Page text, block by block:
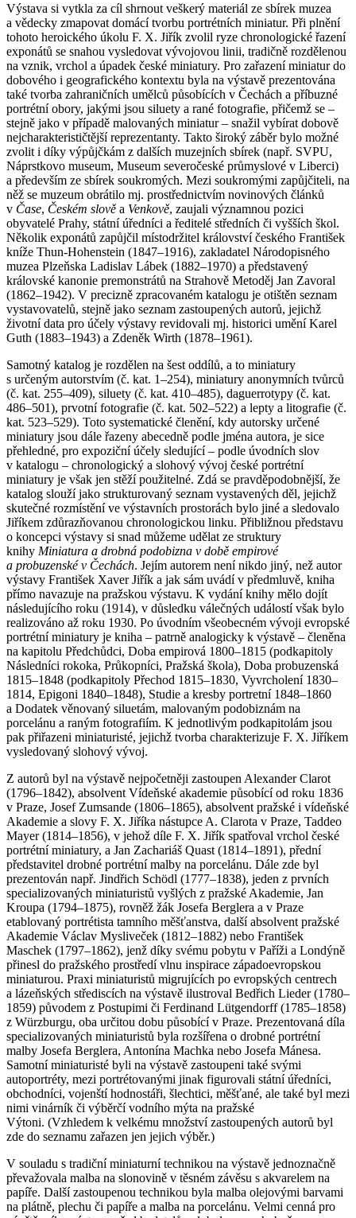
Výstava si vytkla za cíl shrnout veškerý materiál ze sbírek muzea
a vědecky zmapovat domácí tvorbu portrétních miniatur. Při plnění
tohoto heroického úkolu F. X. Jiřík zvolil ryze chronologické řazení
exponátů se snahou vysledovat vývojovou linii, tradičně rozdělenou
na vznik, vrchol a úpadek české miniatury. Pro zařazení miniatur do
dobového i geografického kontextu byla na výstavě prezentována
také tvorba zahraničních umělců působících v Čechách a příbuzné
portrétní obory, jakými jsou siluety a rané fotografie, přičemž se –
stejně jako v případě malovaných miniatur – snažil vybírat dobově
nejcharakterističtější reprezentanty. Takto široký záběr bylo možné
zvolit i díky výpůjčkám z dalších muzejních sbírek (např. SVPU,
Náprstkovo museum, Museum severočeské průmyslové v Liberci)
a především ze sbírek soukromých. Mezi soukromými zapůjčiteli, na
něž se muzeum obrátilo mj. prostřednictvím novinových článků
v Čase, Českém slově a Venkově, zaujali významnou pozici
obyvatelé Prahy, státní úředníci a ředitelé středních či vyšších škol.
Několik exponátů zapůjčil místodržitel království českého František
kníže Thun-Hohenstein (1847–1916), zakladatel Národopisného
muzea Plzeňska Ladislav Lábek (1882–1970) a představený
královské kanonie premonstrátů na Strahově Metoděj Jan Zavoral
(1862–1942). V precizně zpracovaném katalogu je otištěn seznam
vystavovatelů, stejně jako seznam zastoupených autorů, jejichž
životní data pro účely výstavy revidovali mj. historici umění Karel
Guth (1883–1943) a Zdeněk Wirth (1878–1961).
Samotný katalog je rozdělen na šest oddílů, a to miniatury
s určeným autorstvím (č. kat. 1–254), miniatury anonymních tvůrců
(č. kat. 255–409), siluety (č. kat. 410–485), daguerrotypy (č. kat.
486–501), prvotní fotografie (č. kat. 502–522) a lepty a litografie (č.
kat. 523–529). Toto systematické členění, kdy autorsky určené
miniatury jsou dále řazeny abecedně podle jména autora, je sice
přehledné, pro expoziční účely sledující – podle úvodních slov
v katalogu – chronologický a slohový vývoj české portrétní
miniatury je však jen stěží použitelné. Zdá se pravděpodobnější, že
katalog slouží jako strukturovaný seznam vystavených děl, jejichž
skutečné rozmístění ve výstavních prostorách bylo jiné a sledovalo
Jiříkem zdůrazňovanou chronologickou linku. Přibližnou představu
o koncepci výstavy si snad můžeme udělat ze struktury
knihy Miniatura a drobná podobizna v době empirové
a probuzenské v Čechách. Jejím autorem není nikdo jiný, než autor
výstavy František Xaver Jiřík a jak sám uvádí v předmluvě, kniha
přímo navazuje na pražskou výstavu. K vydání knihy mělo dojít
následujícího roku (1914), v důsledku válečných událostí však bylo
realizováno až roku 1930. Po úvodním všeobecném vývoji evropské
portrétní miniatury je kniha – patrně analogicky k výstavě – členěna
na kapitolu Předchůdci, Doba empirová 1800–1815 (podkapitoly
Následníci rokoka, Průkopníci, Pražská škola), Doba probuzenská
1815–1848 (podkapitoly Přechod 1815–1830, Vyvrcholení 1830–
1814, Epigoni 1840–1848), Studie a kresby portretní 1848–1860
a Dodatek věnovaný siluetám, malovaným podobiznám na
porcelánu a raným fotografiím. K jednotlivým podkapitolám jsou
pak přiřazeni miniaturisté, jejichž tvorba charakterizuje F. X. Jiříkem
vysledovaný slohový vývoj.
Z autorů byl na výstavě nejpočetněji zastoupen Alexander Clarot
(1796–1842), absolvent Vídeňské akademie působící od roku 1836
v Praze, Josef Zumsande (1806–1865), absolvent pražské i vídeňské
Akademie a slovy F. X. Jiříka nástupce A. Clarota v Praze, Taddeo
Mayer (1814–1856), v jehož díle F. X. Jiřík spatřoval vrchol české
portrétní miniatury, a Jan Zachariáš Quast (1814–1891), přední
představitel drobné portrétní malby na porcelánu. Dále zde byl
prezentován např. Jindřich Schödl (1777–1838), jeden z prvních
specializovaných miniaturistů vyšlých z pražské Akademie, Jan
Kroupa (1794–1875), rovněž žák Josefa Berglera a v Praze
etablovaný portrétista tamního měšťanstva, další absolvent pražské
Akademie Václav Mysliveček (1812–1882) nebo František
Maschek (1797–1862), jenž díky svému pobytu v Paříži a Londýně
přinesl do pražského prostředí vlnu inspirace západoevropskou
miniaturou. Praxi miniaturistů migrujících po evropských centrech
a lázeňských střediscích na výstavě ilustroval Bedřich Lieder (1780–
1859) původem z Postupimi či Ferdinand Lütgendorff (1785–1858)
z Würzburgu, oba určitou dobu působící v Praze. Prezentovaná díla
specializovaných miniaturistů byla rozšířena o drobné portrétní
malby Josefa Berglera, Antonína Machka nebo Josefa Mánesa.
Samotní miniaturisté byli na výstavě zastoupeni také svými
autoportréty, mezi portrétovanými jinak figurovali státní úředníci,
obchodníci, vojenští hodnostáři, šlechtici, měšťané, ale také byl mezi
nimi vinárník či výběrčí vodního mýta na pražské
Výtoni. (Vzhledem k velkému množství zastoupených autorů byl
zde do seznamu zařazen jen jejich výběr.)
V souladu s tradiční miniaturní technikou na výstavě jednoznačně
převažovala malba na slonovině v těsném závěsu s akvarelem na
papíře. Další zastoupenou technikou byla malba olejovými barvami
na plátně, plechu či papíře a malba na porcelánu. Velmi cenná pro